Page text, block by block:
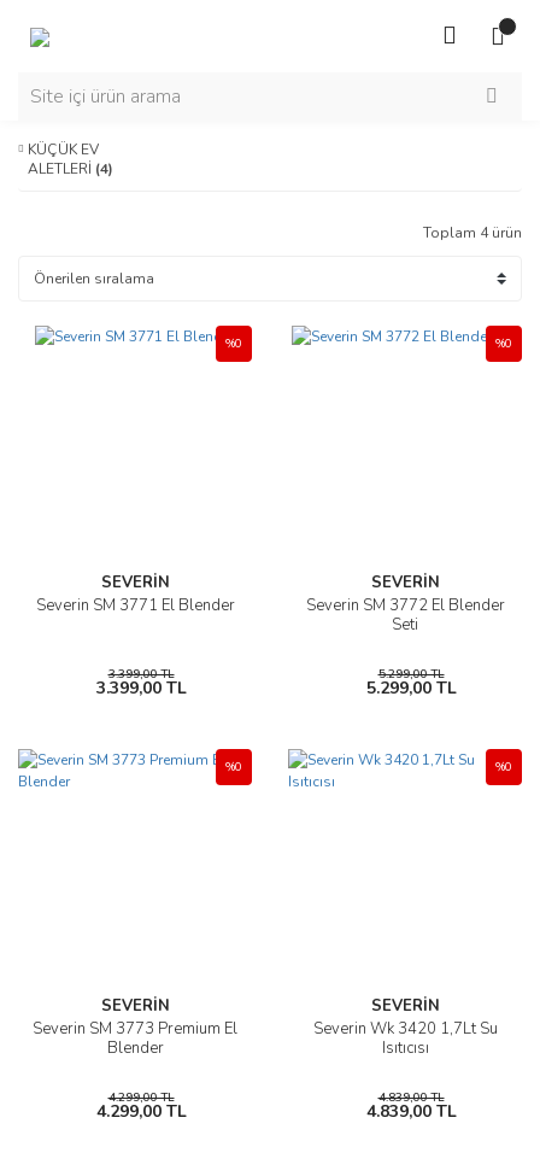
KÜÇÜK EV
ALETLERİ (4)
Toplam 4 ürün
SEVERİN
Severin SM 3771 El Blender
%0
3.399,00 TL
3.399,00 TL
SEVERİN
Severin SM 3772 El Blender
Seti
%0
5.299,00 TL
5.299,00 TL
SEVERİN
Severin SM 3773 Premium El
Blender
%0
4.299,00 TL
4.299,00 TL
SEVERİN
Severin Wk 3420 1,7Lt Su
Isıtıcısı
%0
4.839,00 TL
4.839,00 TL